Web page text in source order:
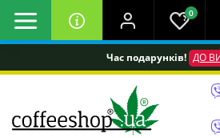
Час подарунків! ДО
0